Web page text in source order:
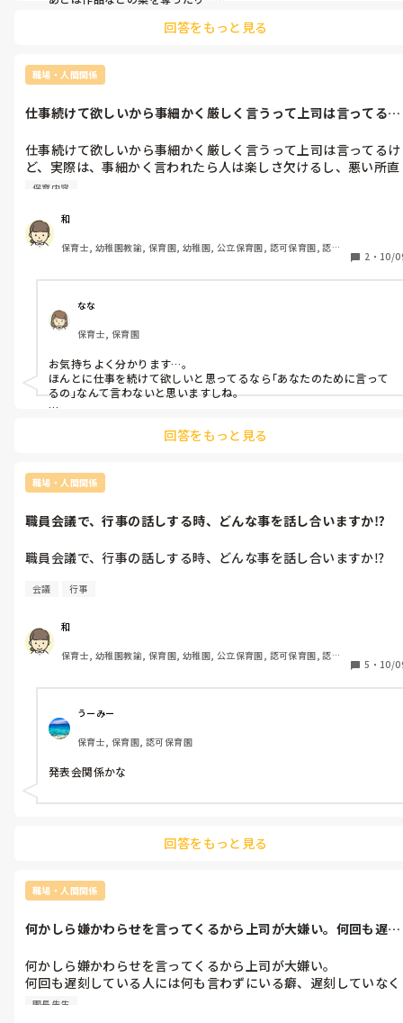
立場の弱い後輩にばかり目をつけて
そのいじめていた人はそれが全てばれて
辞めることになりましたけどね。
改めて、悪いことは全てバレるんだなと
その人がいなくなってからは
素敵な職場になりました！！！
回答をもっと見る
職場・人間関係
仕事続けて欲しいから事細かく厳しく言うって上司は言ってるけ
仕事続けて欲しいから事細かく厳しく言うって上司は言ってるけ
ど、実際は、事細かく言われたら人は楽しさ欠けるし、悪い所直
すより余計に人間関係悪くなるし、居場所がないと感じたり、受
回しに言われてるように雰囲気感じたり、その結果、長く続けよ
うとか全く思いませんよ！
本当に続けて欲しいと思うなら、感謝の気持ちを言ったり、部下
が困っている事を聞いて手伝ったり、愛情注いでいく方がいいと
思う。
厳しく言われて喜ぶ人は居ません！
上司は、部下を信じる事と、部下の失敗もフォローする心の器を
大きく持たないと、部下は育ちません。
本当、最初と、全く違って、良くなるどころか、益々、悪くなっ
てる。
園の方針だからとか、上司の権利で上司が部下に威圧的発言や行
動をするのは、パワハラだと思う。
保育内容
和
保育士, 幼稚園教諭, 保育園, 幼稚園, 公立保育園, 認可保育園, 認
所, 児童施設, 児童養護施設, 児童発達支援施設, 乳児院, その他の職
2 ・ 10/
なな
保育士, 保育園
お気持ちよく分かります…。
ほんとに仕事を続けて欲しいと思ってるなら｢あなたのために言って
るの｣なんて言わないと思いますしね。
回答をもっと見る
職場・人間関係
職員会議で、行事の話しする時、どんな事を話し合いますか⁉️
職員会議で、行事の話しする時、どんな事を話し合いますか⁉️
会議 行事
和
保育士, 幼稚園教諭, 保育園, 幼稚園, 公立保育園, 認可保育園, 認
所, 児童施設, 児童養護施設, 児童発達支援施設, 乳児院, その他の職
5 ・ 10/
うーみー
保育士, 保育園, 認可保育園
発表会関係かな
回答をもっと見る
職場・人間関係
何かしら嫌かわらせを言ってくるから上司が大嫌い。何回も遅刻
何かしら嫌かわらせを言ってくるから上司が大嫌い。
何回も遅刻している人には何も言わずにいる癖、遅刻していなく
て5分前に着いた人には早く来いとか始末書を書けとか欠勤扱い
園長先生